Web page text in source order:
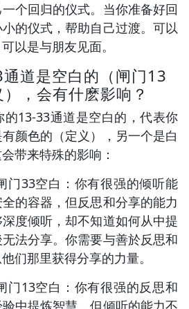
个回归的仪式。当你准备好回
的仪式，帮助自己过渡。可以
以是与朋友见面。
道是空白的（闸门13
，会有什麽影响？
13-33通道是空白的，代表你
颜色的（定义），另一个是白
带来特殊的影响：
门33空白：你有很强的倾听能
的容器，但反思和分享的能力
度倾听，却不知道如何从中提
法分享。你需要与善於反思和
们那里获得分享的力量。
门13空白：你有很强的反思和
中提炼智慧，但倾听的能力不